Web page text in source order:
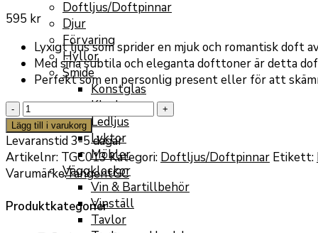
Doftljus/Doftpinnar
Djur
Förvaring
Hyllor
Smide
Konstglas
Klockor
Ledljus
Lyktor
Möbler
Väggklockor
Vin & Bartillbehör
Vinställ
Tavlor
595 kr
Lyxigt ljus som sprider en mjuk och romantisk doft
Med sina subtila och eleganta dofttoner är detta
Perfekt som en personlig present eller för att
Violet
Bougie
Parfumée
Doftljus
mängd
Lägg till i varukorg
Levaranstid 3-5 dagar
Artikelnr: TGC013Kategori: Doftljus/Doftpinnar Etikett:
Varumärke:TangentGC
Produktkategorier